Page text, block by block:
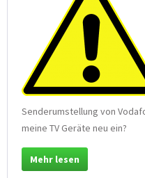
Senderumstellung von
meine TV Geräte neu ein?
Mehr lesen